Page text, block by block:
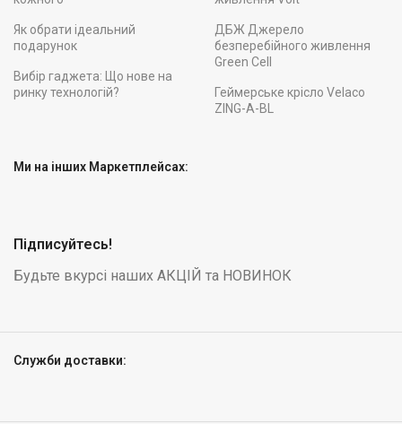
Як обрати ідеальний
подарунок
Вибір гаджета: Що нове на
ринку технологій?
ДБЖ Джерело
безперебійного живлення
Green Cell
Геймерське крісло Velaco
ZING-A-BL
Ми на інших Маркетплейсах:
Підписуйтесь!
Будьте вкурсі наших АКЦІЙ та НОВИНОК
Служби доставки:
Батут